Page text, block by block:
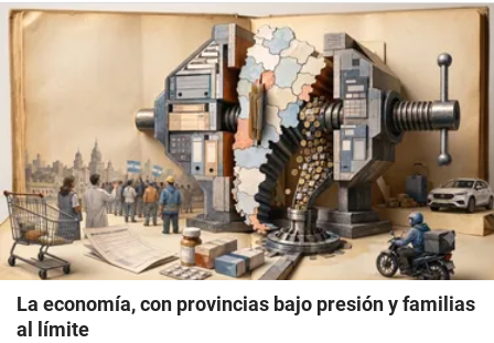
La economía, con provincias bajo presión y familias
al límite